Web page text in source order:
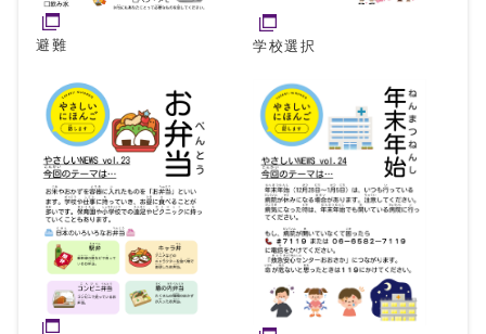
避難 学校選択